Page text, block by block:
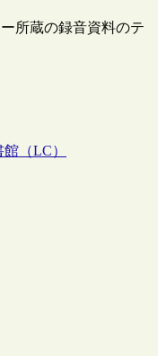
所蔵の録音資料のテ
（LC）